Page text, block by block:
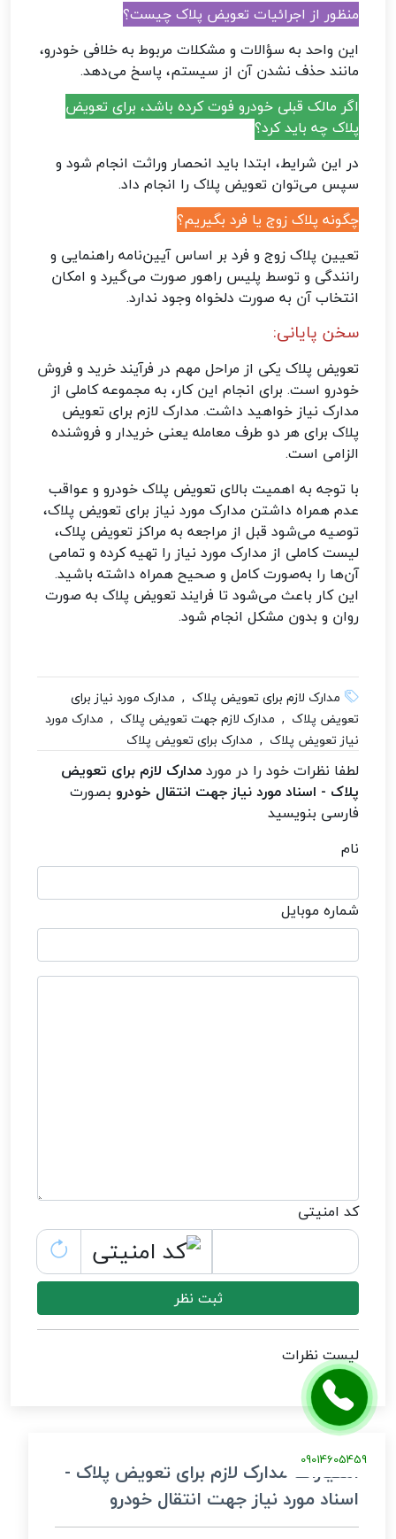
منظور از اجرائیات تعویض پلاک چیست؟
این واحد به سؤالات و مشکلات مربوط به خلافی خودرو،
مانند حذف نشدن آن از سیستم، پاسخ می‌دهد.
اگر مالک قبلی خودرو فوت کرده باشد، برای تعویض
پلاک چه باید کرد؟
در این شرایط، ابتدا باید انحصار وراثت انجام شود و
سپس می‌توان تعویض پلاک را انجام داد.
چگونه پلاک زوج یا فرد بگیریم؟
تعیین پلاک زوج و فرد بر اساس آیین‌نامه راهنمایی و
رانندگی و توسط پلیس راهور صورت می‌گیرد و امکان
انتخاب آن به صورت دلخواه وجود ندارد.
سخن پایانی:
تعویض پلاک یکی از مراحل مهم در فرآیند خرید و فروش
خودرو است. برای انجام این کار، به مجموعه کاملی از
مدارک نیاز خواهید داشت. مدارک لازم برای تعویض
پلاک برای هر دو طرف معامله یعنی خریدار و فروشنده
الزامی است.
با توجه به اهمیت بالای تعویض پلاک خودرو و عواقب
عدم همراه داشتن مدارک مورد نیاز برای تعویض پلاک،
توصیه می‌شود قبل از مراجعه به مراکز تعویض پلاک،
لیست کاملی از مدارک مورد نیاز را تهیه کرده و تمامی
آن‌ها را به‌صورت کامل و صحیح همراه داشته باشید.
این کار باعث می‌شود تا فرایند تعویض پلاک به صورت
روان و بدون مشکل انجام شود.
مدارک لازم برای تعویض پلاک , مدارک مورد نیاز برای
تعویض پلاک , مدارک لازم جهت تعویض پلاک , مدارک مورد
نیاز تعویض پلاک , مدارک برای تعویض پلاک
لطفا نظرات خود را در موردمدارک لازم برای تعویض
پلاک - اسناد مورد نیاز جهت انتقال خودرو بصورت
فارسی بنویسید
نام
شماره موبایل
کد امنیتی
ثبت نظر
لیست نظرات
امتیازات مدارک لازم برای تعویض پلاک -
اسناد مورد نیاز جهت انتقال خودرو
09014605459